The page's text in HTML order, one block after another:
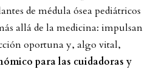
de médula ósea pediátricos
allá de la medicina: impulsan
oportuna y, algo vital,
para las cuidadoras y